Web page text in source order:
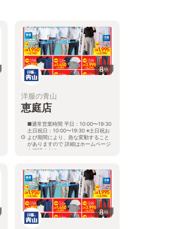
8枚
洋服の青山
恵庭店
■通常営業時間 平日：10:00〜19:30
土日祝日：10:00〜19:30 ※土日祝お
よび期間により、急な変動すること
がありますので 詳細はホームページ
を確認ください
8枚